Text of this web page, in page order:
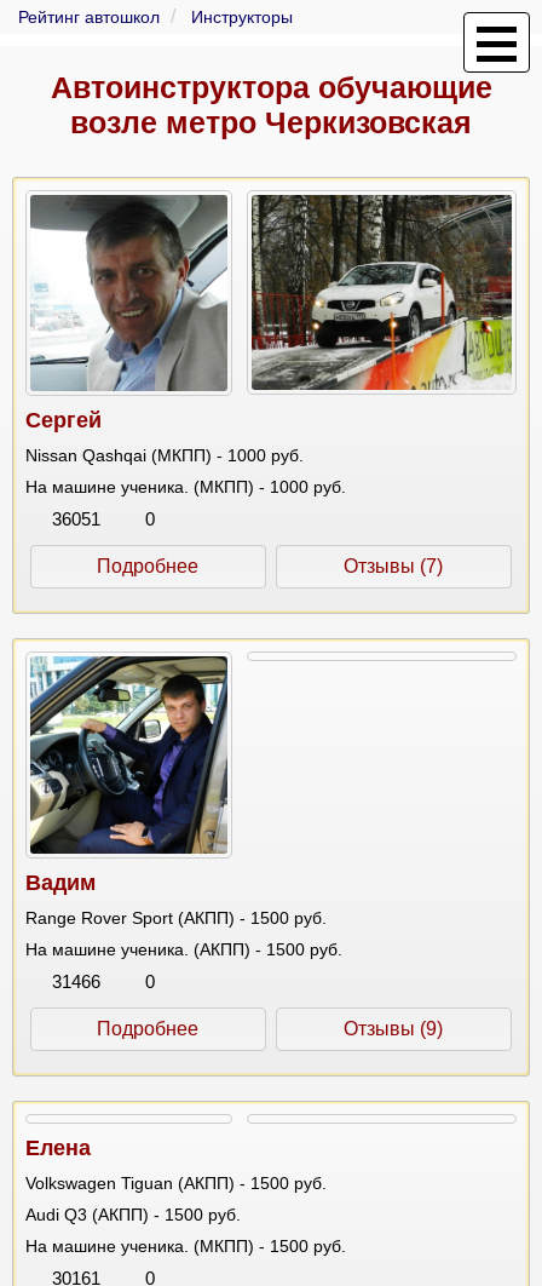
Рейтинг автошкол Инструкторы
Автоинструктора обучающие
возле метро Черкизовская
Сергей
Nissan Qashqai (МКПП) - 1000 руб.
На машине ученика. (МКПП) - 1000 руб.
36051 0
Подробнее Отзывы (7)
Вадим
Range Rover Sport (АКПП) - 1500 руб.
На машине ученика. (АКПП) - 1500 руб.
31466 0
Подробнее Отзывы (9)
Елена
Volkswagen Tiguan (АКПП) - 1500 руб.
Audi Q3 (АКПП) - 1500 руб.
На машине ученика. (МКПП) - 1500 руб.
30161 0